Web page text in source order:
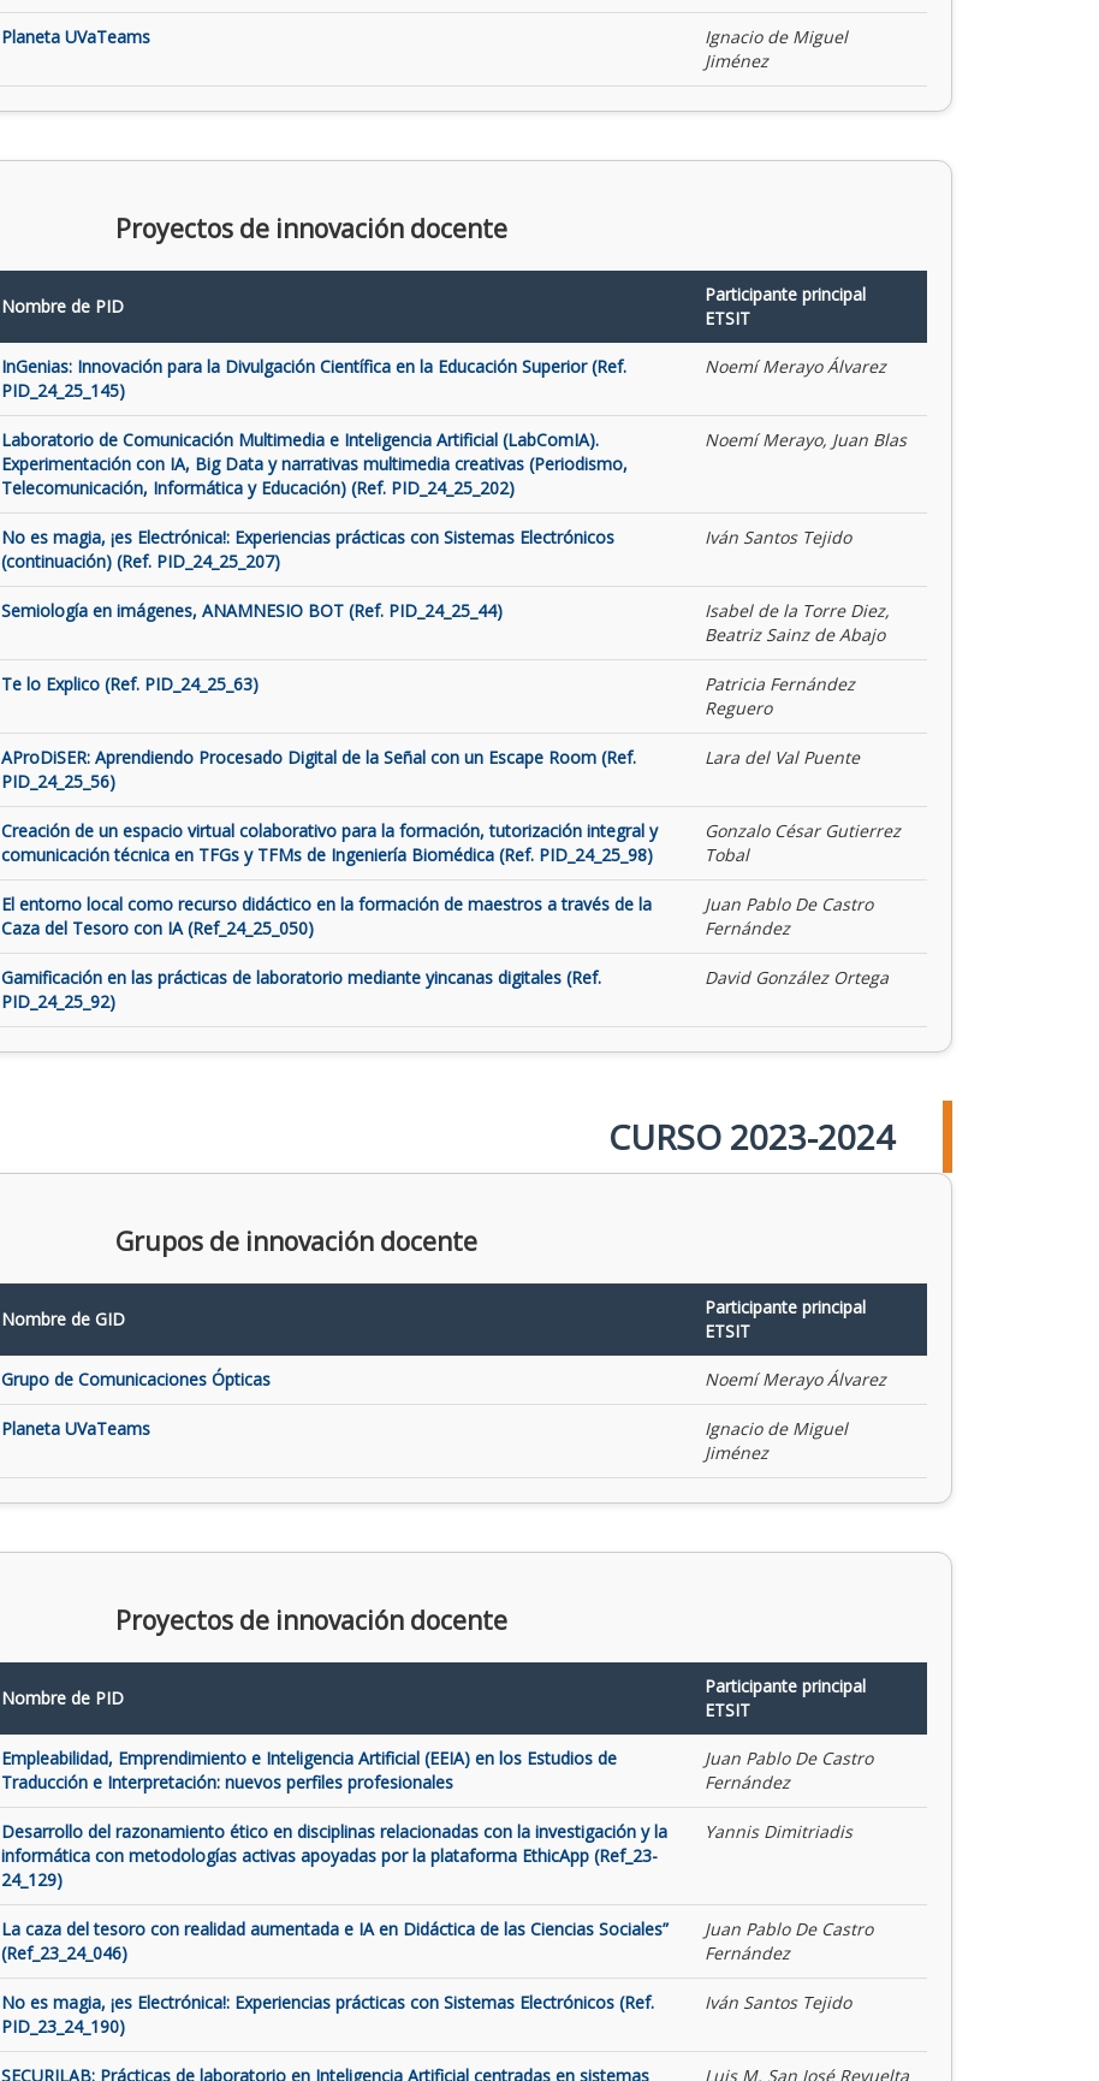
Planeta UVaTeams
Ignacio de Miguel
Jiménez
Proyectos de innovación docente
Nombre de PID
Participante principal
ETSIT
InGenias: Innovación para la Divulgación Científica en la Educación Superior (Ref.
PID_24_25_145)
Noemí Merayo Álvarez
Laboratorio de Comunicación Multimedia e Inteligencia Artificial (LabComIA).
Experimentación con IA, Big Data y narrativas multimedia creativas (Periodismo,
Telecomunicación, Informática y Educación) (Ref. PID_24_25_202)
Noemí Merayo, Juan Blas
No es magia, ¡es Electrónica!: Experiencias prácticas con Sistemas Electrónicos
(continuación) (Ref. PID_24_25_207)
Iván Santos Tejido
Semiología en imágenes, ANAMNESIO BOT (Ref. PID_24_25_44)
Isabel de la Torre Diez,
Beatriz Sainz de Abajo
Te lo Explico (Ref. PID_24_25_63)
Patricia Fernández
Reguero
AProDiSER: Aprendiendo Procesado Digital de la Señal con un Escape Room (Ref.
PID_24_25_56)
Lara del Val Puente
Creación de un espacio virtual colaborativo para la formación, tutorización integral y
comunicación técnica en TFGs y TFMs de Ingeniería Biomédica (Ref. PID_24_25_98)
Gonzalo César Gutierrez
Tobal
El entorno local como recurso didáctico en la formación de maestros a través de la
Caza del Tesoro con IA (Ref_24_25_050)
Juan Pablo De Castro
Fernández
Gamificación en las prácticas de laboratorio mediante yincanas digitales (Ref.
PID_24_25_92)
David González Ortega
CURSO 2023-2024
Grupos de innovación docente
Nombre de GID
Participante principal
ETSIT
Grupo de Comunicaciones Ópticas Noemí Merayo Álvarez
Planeta UVaTeams
Ignacio de Miguel
Jiménez
Proyectos de innovación docente
Nombre de PID
Participante principal
ETSIT
Empleabilidad, Emprendimiento e Inteligencia Artificial (EEIA) en los Estudios de
Traducción e Interpretación: nuevos perfiles profesionales
Juan Pablo De Castro
Fernández
Desarrollo del razonamiento ético en disciplinas relacionadas con la investigación y la
informática con metodologías activas apoyadas por la plataforma EthicApp (Ref_23-
24_129)
Yannis Dimitriadis
La caza del tesoro con realidad aumentada e IA en Didáctica de las Ciencias Sociales”
(Ref_23_24_046)
Juan Pablo De Castro
Fernández
No es magia, ¡es Electrónica!: Experiencias prácticas con Sistemas Electrónicos (Ref.
PID_23_24_190)
Iván Santos Tejido
SECURILAB: Prácticas de laboratorio en Inteligencia Artificial centradas en sistemas Luis M. San José Revuelta